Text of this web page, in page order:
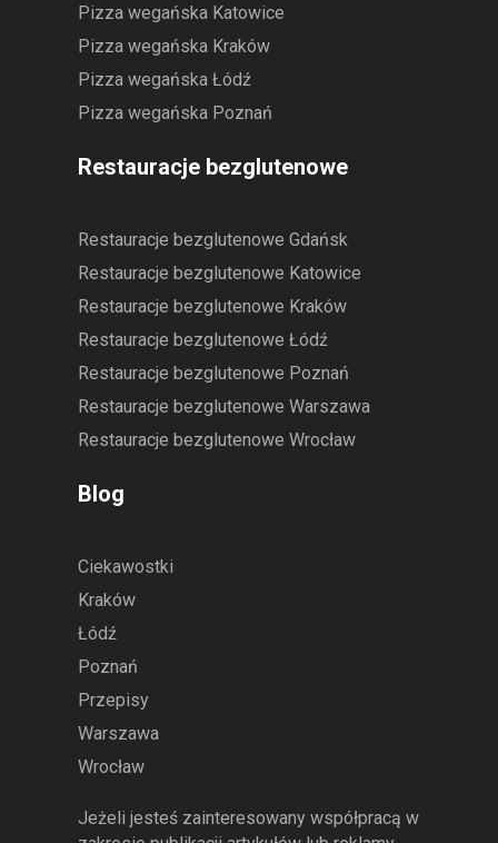
Pizza wegańska Katowice
Pizza wegańska Kraków
Pizza wegańska Łódź
Pizza wegańska Poznań
Restauracje bezglutenowe
Restauracje bezglutenowe Gdańsk
Restauracje bezglutenowe Katowice
Restauracje bezglutenowe Kraków
Restauracje bezglutenowe Łódź
Restauracje bezglutenowe Poznań
Restauracje bezglutenowe Warszawa
Restauracje bezglutenowe Wrocław
Blog
Ciekawostki
Kraków
Łódź
Poznań
Przepisy
Warszawa
Wrocław
Jeżeli jesteś zainteresowany współpracą w